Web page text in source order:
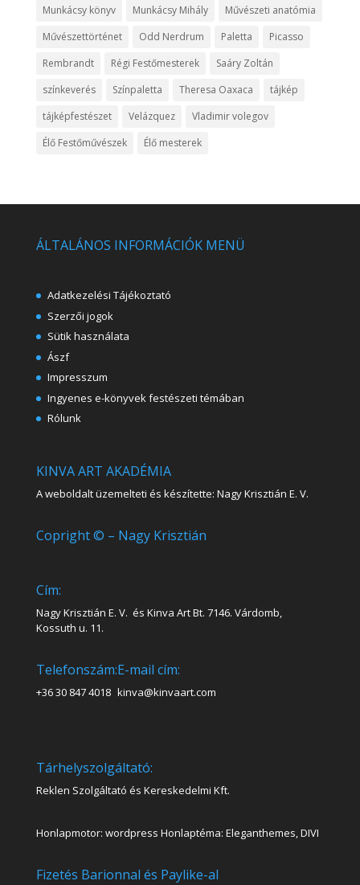
Munkácsy könyv
Munkácsy Mihály
Művészeti anatómia
Művészettörténet
Odd Nerdrum Paletta
Picasso
Rembrandt
Régi Festőmesterek
Saáry Zoltán
színkeverés
Színpaletta Theresa Oaxaca
tájkép
tájképfestészet
Velázquez
Vladimir volegov
Élő Festőművészek
Élő mesterek
ÁLTALÁNOS INFORMÁCIÓK MENÜ
Adatkezelési Tájékoztató
Szerzői jogok
Sütik használata
Ászf
Impresszum
Ingyenes e-könyvek festészeti témában
Rólunk
KINVA ART AKADÉMIA
A weboldalt üzemelteti és készítette: Nagy Krisztián E. V.
Copright © – Nagy Krisztián
Cím:
Nagy Krisztián E. V. és Kinva Art Bt. 7146. Várdomb,
Kossuth u. 11.
Telefonszám:
+36 30 847 4018
E-mail cím:
kinva@kinvaart.com
Tárhelyszolgáltató:
Reklen Szolgáltató és Kereskedelmi Kft.
Honlapmotor: wordpress Honlaptéma: Eleganthemes, DIVI
Fizetés Barionnal és Paylike-al